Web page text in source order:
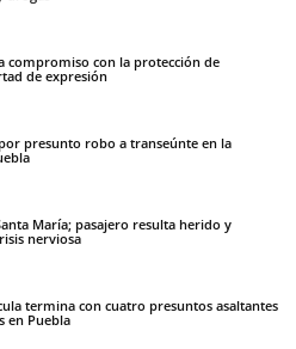
compromiso con la protección de
de expresión
presunto robo a transeúnte en la
María; pasajero resulta herido y
nerviosa
termina con cuatro presuntos asaltantes
en Puebla